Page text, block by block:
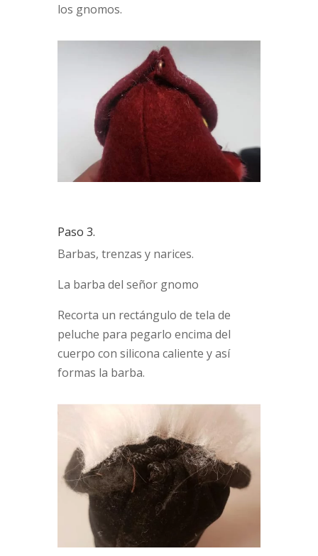
los gnomos.
Paso 3.
Barbas, trenzas y narices.
La barba del señor gnomo
Recorta un rectángulo de tela de
peluche para pegarlo encima del
cuerpo con silicona caliente y así
formas la barba.